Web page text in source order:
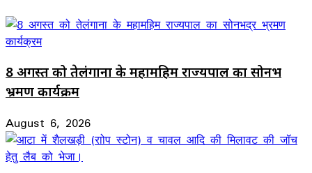
8 अगस्त को तेलंगाना के महामहिम राज्यपाल का सोनभद्र
भ्रमण कार्यक्रम
August 6, 2026